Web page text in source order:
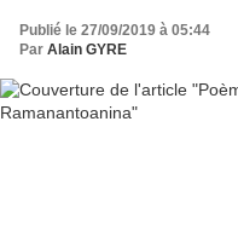
Publié le 27/09/2019 à 05:44
Par Alain GYRE